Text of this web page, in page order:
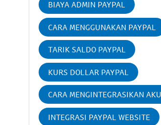
BIAYA ADMIN PAYPAL
CARA MENGGUNAKAN PAYPAL
TARIK SALDO PAYPAL
KURS DOLLAR PAYPAL
CARA MENGINTEGRASIKAN
INTEGRASI PAYPAL WEBSITE